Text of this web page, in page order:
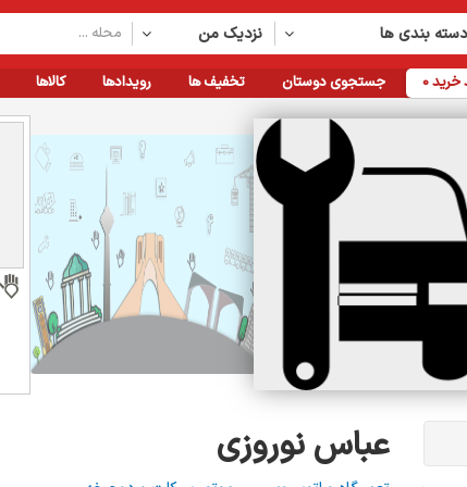
نزدیک من بندی ها
کالاها رویدادها تخفیف ها جستجوی دوستان خرید0
عباس نوروزی